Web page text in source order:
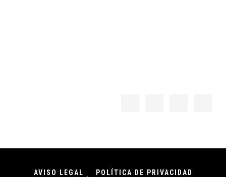
AVISO LEGAL
POLÍTICA DE PRIVACIDAD